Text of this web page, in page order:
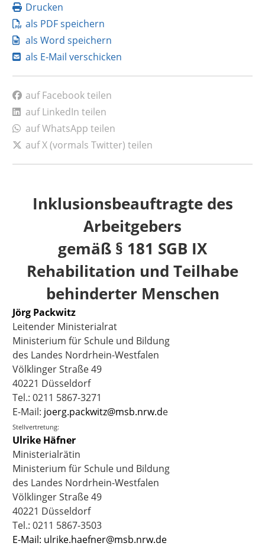
Drucken
als PDF speichern
als Word speichern
als E-Mail verschicken
auf Facebook teilen
auf LinkedIn teilen
auf WhatsApp teilen
auf X (vormals Twitter) teilen
Inklusionsbeauftragte des
Arbeitgebers
gemäß § 181 SGB IX
Rehabilitation und Teilhabe
behinderter Menschen
Jörg Packwitz
Leitender Ministerialrat
Ministerium für Schule und Bildung
des Landes Nordrhein-Westfalen
Völklinger Straße 49
40221 Düsseldorf
Tel.: 0211 5867-3271
E-Mail: joerg.packwitz@msb.nrw.de
Stellvertretung:
Ulrike Häfner
Ministerialrätin
Ministerium für Schule und Bildung
des Landes Nordrhein-Westfalen
Völklinger Straße 49
40221 Düsseldorf
Tel.: 0211 5867-3503
E-Mail: ulrike.haefner@msb.nrw.de